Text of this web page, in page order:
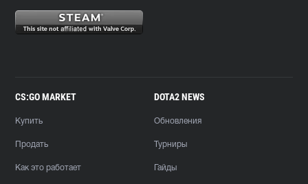
CS:GO MARKET
Купить
Продать
Как это работает
DOTA2 NEWS
Обновления
Турниры
Гайды